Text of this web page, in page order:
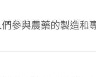
參與農藥的製造